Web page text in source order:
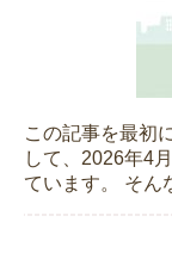
この記事を最初
して、2026年4
ています。 そん